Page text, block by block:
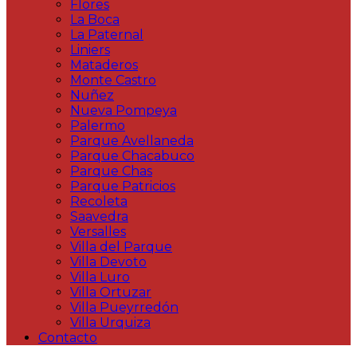
Flores
La Boca
La Paternal
Liniers
Mataderos
Monte Castro
Nuñez
Nueva Pompeya
Palermo
Parque Avellaneda
Parque Chacabuco
Parque Chas
Parque Patricios
Recoleta
Saavedra
Versalles
Villa del Parque
Villa Devoto
Villa Luro
Villa Ortuzar
Villa Pueyrredón
Villa Urquiza
Contacto